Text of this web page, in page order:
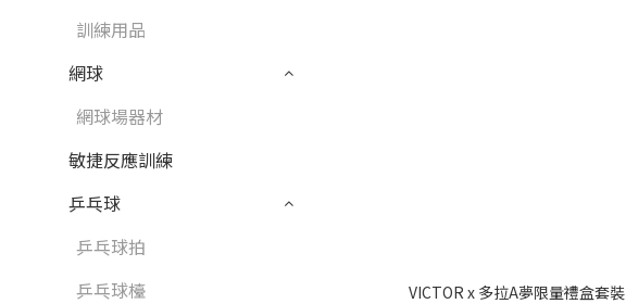
訓練用品
網球
網球場器材
敏捷反應訓練
乒乓球
乒乓球拍
乒乓球檯
VICTOR x 多拉A夢限量禮盒套裝